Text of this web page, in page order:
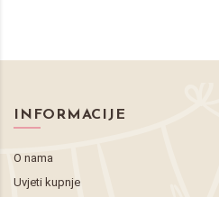
INFORMACIJE
O nama
Uvjeti kupnje